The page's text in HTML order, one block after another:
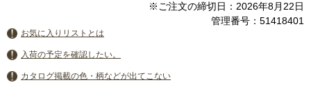
※ご注文の締切日：2026年8月22日
管理番号：51418401
お気に入りリストとは
入荷の予定を確認したい。
カタログ掲載の色・柄などが出てこない